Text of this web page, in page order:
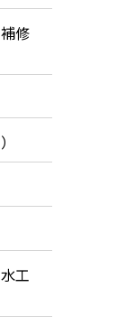
修
工